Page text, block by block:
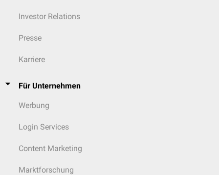
Investor Relations
Presse
Karriere
Für Unternehmen
Werbung
Login Services
Content Marketing
Marktforschung